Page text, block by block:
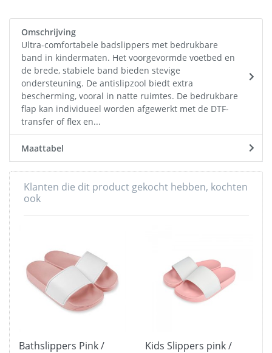
Omschrijving
Ultra-comfortabele badslippers met bedrukbare
band in kindermaten. Het voorgevormde voetbed en
de brede, stabiele band bieden stevige
ondersteuning. De antislipzool biedt extra
bescherming, vooral in natte ruimtes. De bedrukbare
flap kan individueel worden afgewerkt met de DTF-
transfer of flex en...
Maattabel
Klanten die dit product gekocht hebben, kochten
ook
Bathslippers Pink /
Kids Slippers pink /